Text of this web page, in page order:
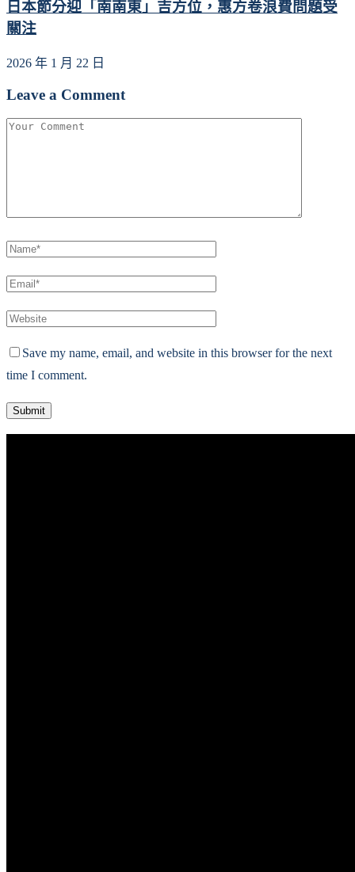
日本節分迎「南南東」吉方位，惠方卷浪費問題受
關注
2026 年 1 月 22 日
Leave a Comment
Save my name, email, and website in this browser for the next
time I comment.